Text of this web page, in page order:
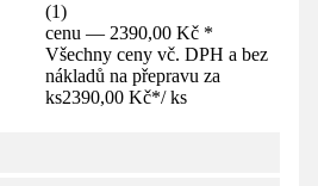
(1)
cenu — 2390,00 Kč *
Všechny ceny vč. DPH a bez
nákladů na přepravu za
ks2390,00 Kč*/ ks